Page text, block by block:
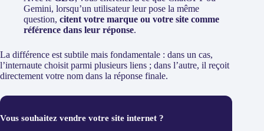
Gemini, lorsqu’un utilisateur leur pose la même
question, citent votre marque ou votre site comme
référence dans leur réponse.
La différence est subtile mais fondamentale : dans un cas,
l’internaute choisit parmi plusieurs liens ; dans l’autre, il reçoit
directement votre nom dans la réponse finale.
Vous souhaitez vendre votre site internet ?